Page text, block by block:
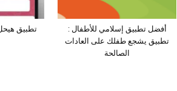
تطبيق
أفضل تطبيق إسلامي للأطفال :
تطبيق يشجع طفلك على العادات
الصالحة